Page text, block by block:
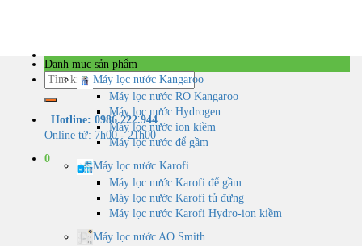
Tìm
Hotline: 0986.222.944
Online từ: 7h00 - 21h00
0
Danh mục sản phẩm
Máy lọc nước Kangaroo
Máy lọc nước RO Kangaroo
Máy lọc nước Hydrogen
Máy lọc nước ion kiềm
Máy lọc nước để gầm
Máy lọc nước Karofi
Máy lọc nước Karofi để gầm
Máy lọc nước Karofi tủ đứng
Máy lọc nước Karofi Hydro-ion kiềm
Máy lọc nước AO Smith